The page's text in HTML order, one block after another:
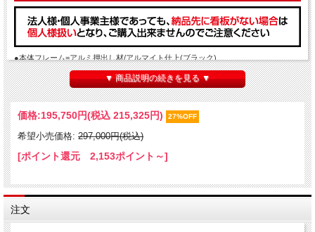
●本体フレーム=アルミ押出し材/アルマイト仕上(ブラック)
●表面カバー=アクリル 透明1.5mm厚
●電源コード=3m
●面板サイズ=B2(515mm×728mm)
●面板有効サイズ=499mm×712mm
●LED発光照度=4400Lux
●密閉型シールドバッテリー
※0～40°Cの環境で使用して下さい
〔注意〕※アームキャスター/ウエイトアームのお色はシルバーです。看板本体の
み黒となります。
▼ 商品説明の続きを見る ▼
価格:195,750円(税込 215,325円) 27%OFF
希望小売価格: 297,000円(税込)
[ポイント還元 2,153ポイント～]
注文